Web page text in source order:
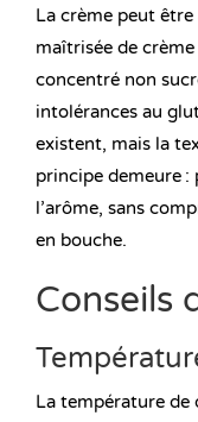
La crème peut
maîtrisée de
concentré non
intolérances au
existent, mais la
principe demeure :
l’arôme, sans
en bouche.
Conseils
La température